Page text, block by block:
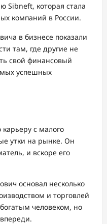
Sibneft, которая стала
компаний в России.
в бизнесе показали
там, где другие не
свой финансовый
успешных
с малого
утки на рынке. Он
и вскоре его
основал несколько
и торговлей
человеком, но